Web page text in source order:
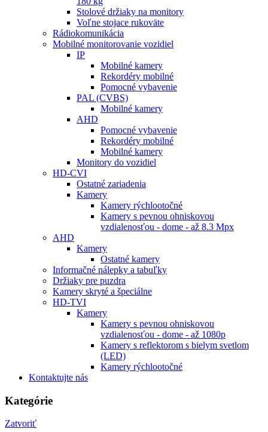
Stolové držiaky na monitory
Voľne stojace rukoväte
Rádiokomunikácia
Mobilné monitorovanie vozidiel
IP
Mobilné kamery
Rekordéry mobilné
Pomocné vybavenie
PAL (CVBS)
Mobilné kamery
AHD
Pomocné vybavenie
Rekordéry mobilné
Mobilné kamery
Monitory do vozidiel
HD-CVI
Ostatné zariadenia
Kamery
Kamery rýchlootočné
Kamery s pevnou ohniskovou
vzdialenosťou - dome - až 8.3 Mpx
AHD
Kamery
Ostatné kamery
Informačné nálepky a tabuľky
Držiaky pre puzdra
Kamery skryté a špeciálne
HD-TVI
Kamery
Kamery s pevnou ohniskovou
vzdialenosťou - dome - až 1080p
Kamery s reflektorom s bielym svetlom
(LED)
Kamery rýchlootočné
Kontaktujte nás
Kategórie
Zatvoriť